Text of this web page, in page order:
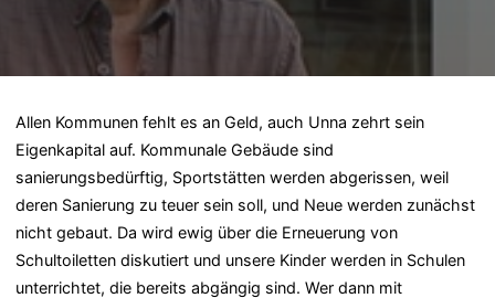
Allen Kommunen fehlt es an Geld, auch Unna zehrt sein
Eigenkapital auf. Kommunale Gebäude sind
sanierungsbedürftig, Sportstätten werden abgerissen, weil
deren Sanierung zu teuer sein soll, und Neue werden zunächst
nicht gebaut. Da wird ewig über die Erneuerung von
Schultoiletten diskutiert und unsere Kinder werden in Schulen
unterrichtet, die bereits abgängig sind. Wer dann mit